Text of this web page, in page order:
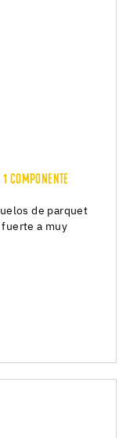
COMPONENTE
de parquet
a muy